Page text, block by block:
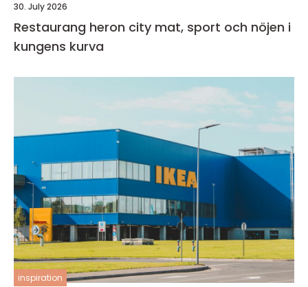
30. July 2026
Restaurang heron city mat, sport och nöjen i
kungens kurva
inspiration